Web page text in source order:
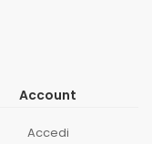
Account
Accedi